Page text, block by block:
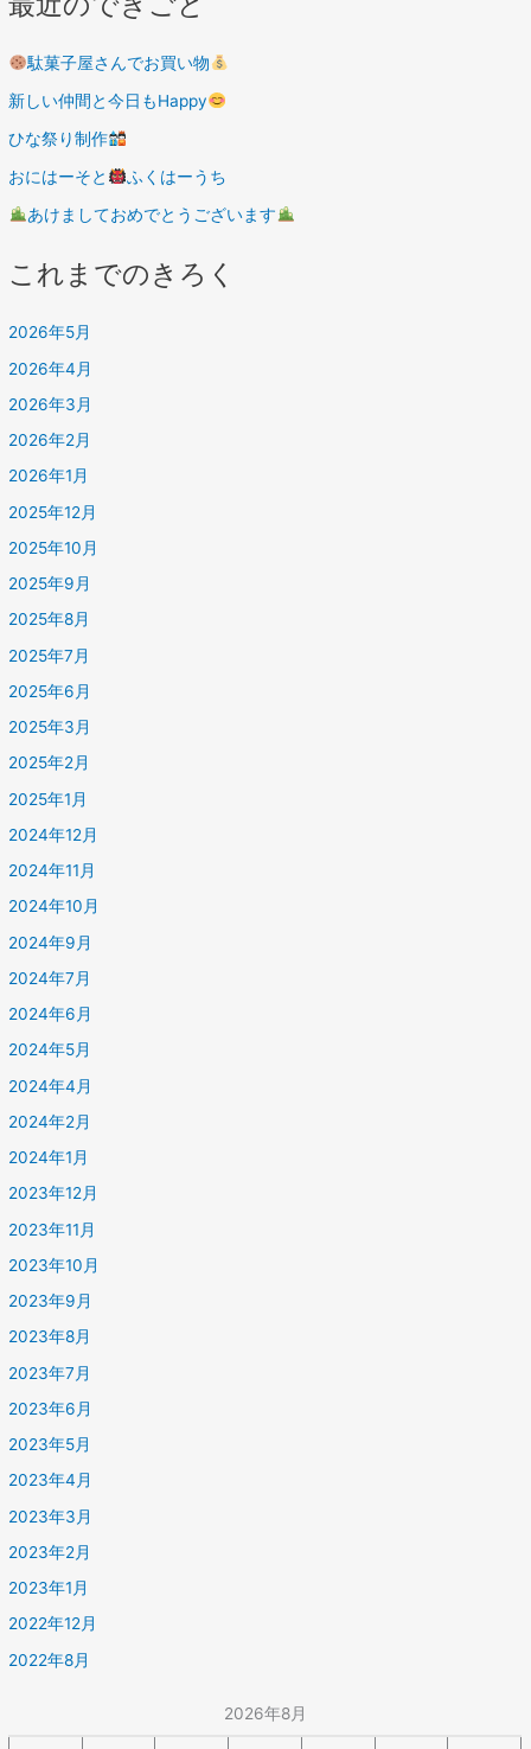
駄菓子屋さんでお買い物
新しい仲間と今日もHappy
ひな祭り制作
おにはーそと
ふくはーうち
あけましておめでとうございます
これまでのきろく
2026年5月
2026年4月
2026年3月
2026年2月
2026年1月
2025年12月
2025年10月
2025年9月
2025年8月
2025年7月
2025年6月
2025年3月
2025年2月
2025年1月
2024年12月
2024年11月
2024年10月
2024年9月
2024年7月
2024年6月
2024年5月
2024年4月
2024年2月
2024年1月
2023年12月
2023年11月
2023年10月
2023年9月
2023年8月
2023年7月
2023年6月
2023年5月
2023年4月
2023年3月
2023年2月
2023年1月
2022年12月
2022年8月
2026年8月